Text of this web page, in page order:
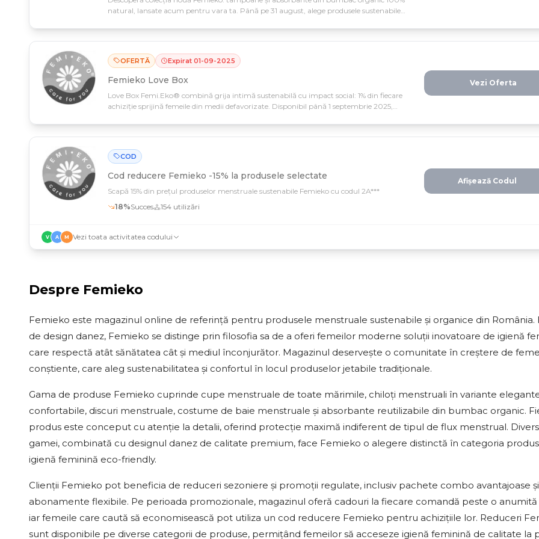
natural, lansate acum pentru vara ta. Până pe 31 august, alege produsele sustenabile
OFERTĂ Expirat 01-09-2025
Femieko Love Box
Love Box Femi.Eko® combină grija intimă sustenabilă cu impact social: 1% din fiecare
achiziție sprijină femeile din medii defavorizate. Disponibil până 1 septembrie 2025,
Vezi Oferta
COD
Cod reducere Femieko -15% la produsele selectate
Scapă 15% din prețul produselor menstruale sustenabile Femieko cu codul 2A***
18%Succes 154 utilizări
Afișează Codul
V A M Vezi toata activitatea codului
Despre Femieko
Femieko este magazinul online de referință pentru produsele menstruale sustenabile și organice din România.
de design danez, Femieko se distinge prin filosofia sa de a oferi femeilor moderne soluții inovatoare de igienă
care respectă atât sănătatea cât și mediul înconjurător. Magazinul deservește o comunitate în creștere de
conștiente, care aleg sustenabilitatea și confortul în locul produselor jetabile tradiționale.
Gama de produse Femieko cuprinde cupe menstruale de toate mărimile, chiloți menstruali în variante
confortabile, discuri menstruale, costume de baie menstruale și absorbante reutilizabile din bumbac organic.
produs este conceput cu atenție la detalii, oferind protecție maximă indiferent de tipul de flux menstrual.
gamei, combinată cu designul danez de calitate premium, face Femieko o alegere distinctă în categoria
igienă feminină eco-friendly.
Clienții Femieko pot beneficia de reduceri sezoniere și promoții regulate, inclusiv pachete combo avantajoase și
abonamente flexibile. Pe perioada promozionale, magazinul oferă cadouri la fiecare comandă peste o anumită
iar femeile care caută să economisească pot utiliza un cod reducere Femieko pentru achizițiile lor. Reduceri
sunt disponibile pe diverse categorii de produse, permițând femeilor să acceseze igienă feminină de calitate la